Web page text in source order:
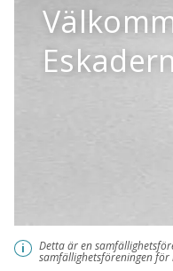
Eskadern
i Detta är en
samfällighetsföreningen för